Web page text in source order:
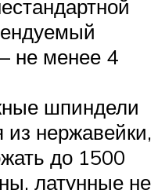
не менее 4
шпиндели
из нержавейки,
до 1500
латунные не